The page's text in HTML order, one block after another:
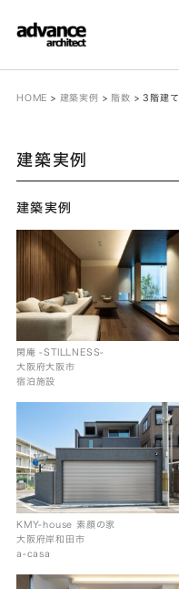
HOME > 建築実例 > 階数 >3階建て
建築実例
建築実例
閑庵 -STILLNESS-
大阪府大阪市
宿泊施設
KMY-house 素顔の家
大阪府岸和田市
a-casa